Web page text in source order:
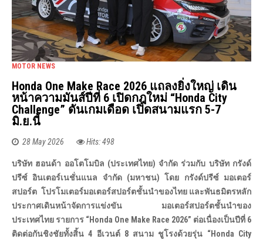
MOTOR NEWS
Honda One Make Race 2026 แถลงยิ่งใหญ่ เดิน
หน้าความมันส์ปีที่ 6 เปิดกฎใหม่ “Honda City
Challenge” ดันเกมเดือด เปิดสนามแรก 5-7
มิ.ย.นี้
28 May 2026 Hits: 498
บริษัท ฮอนด้า ออโตโมบิล (ประเทศไทย) จำกัด ร่วมกับ บริษัท กรังด์
ปรีซ์ อินเตอร์เนชั่นแนล จำกัด (มหาชน) โดย กรังด์ปรีซ์ มอเตอร์
สปอร์ต โปรโมเตอร์มอเตอร์สปอร์ตชั้นนำของไทย และพันธมิตรหลัก
ประกาศเดินหน้าจัดการแข่งขัน มอเตอร์สปอร์ตชั้นนำของ
ประเทศไทย รายการ “Honda One Make Race 2026” ต่อเนื่องเป็นปีที่ 6
ติดต่อกันชิงชัยทั้งสิ้น 4 อีเวนต์ 8 สนาม ชูโรงด้วยรุ่น “Honda City